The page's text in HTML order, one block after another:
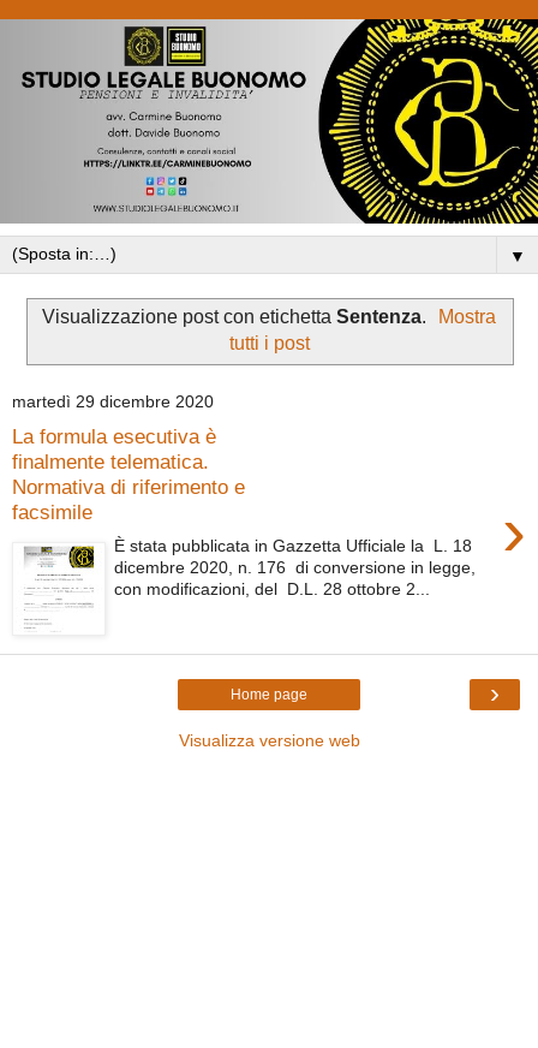
▼
Visualizzazione post con etichetta Sentenza.
Mostra
tutti i post
martedì 29 dicembre 2020
La formula esecutiva è
finalmente telematica.
Normativa di riferimento e
facsimile
›
È stata pubblicata in Gazzetta Ufficiale la L. 18
dicembre 2020, n. 176 di conversione in legge,
con modificazioni, del D.L. 28 ottobre 2...
›
Home page
Visualizza versione web